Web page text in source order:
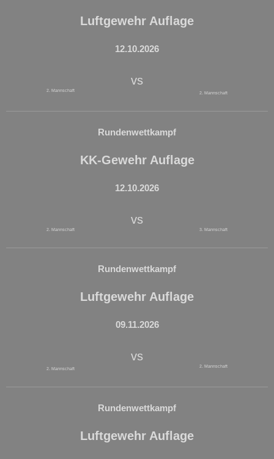
Luftgewehr Auflage
12.10.2026
2. Mannschaft
vs
2. Mannschaft
Rundenwettkampf
KK-Gewehr Auflage
12.10.2026
2. Mannschaft
vs
3. Mannschaft
Rundenwettkampf
Luftgewehr Auflage
09.11.2026
2. Mannschaft
vs
2. Mannschaft
Rundenwettkampf
Luftgewehr Auflage